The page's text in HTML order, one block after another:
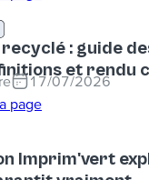
: guide
et rendu
17/07/2026
Imprim'vert